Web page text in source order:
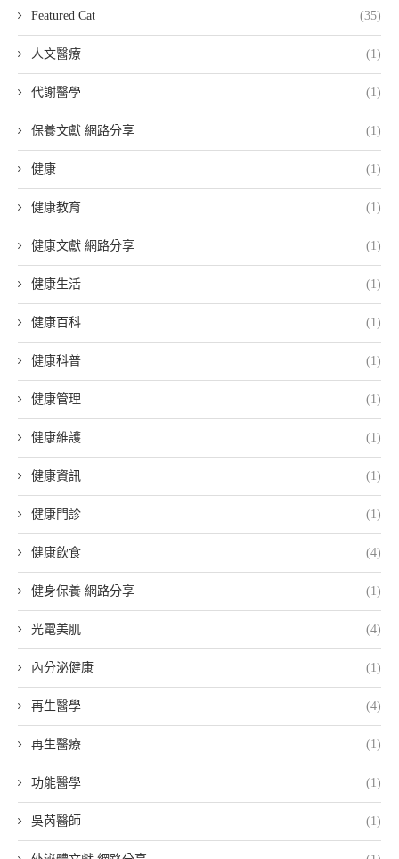
Featured Cat (35)
人文醫療 (1)
代謝醫學 (1)
保養文獻 網路分享 (1)
健康 (1)
健康教育 (1)
健康文獻 網路分享 (1)
健康生活 (1)
健康百科 (1)
健康科普 (1)
健康管理 (1)
健康維護 (1)
健康資訊 (1)
健康門診 (1)
健康飲食 (4)
健身保養 網路分享 (1)
光電美肌 (4)
內分泌健康 (1)
再生醫學 (4)
再生醫療 (1)
功能醫學 (1)
吳芮醫師 (1)